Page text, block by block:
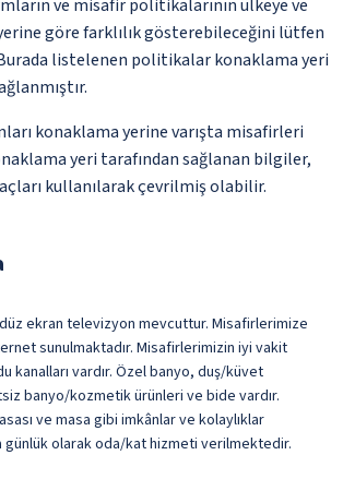
ve misafir politikalarının ülkeye ve
göre farklılık gösterebileceğini lütfen
listelenen politikalar konaklama yeri
konaklama yerine varışta misafirleri
yeri tarafından sağlanan bilgiler,
kullanılarak çevrilmiş olabilir.
ekran televizyon mevcuttur. Misafirlerimize
sunulmaktadır. Misafirlerimizin iyi vakit
kanalları vardır. Özel banyo, duş/küvet
banyo/kozmetik ürünleri ve bide vardır.
ve masa gibi imkânlar ve kolaylıklar
günlük olarak oda/kat hizmeti verilmektedir.